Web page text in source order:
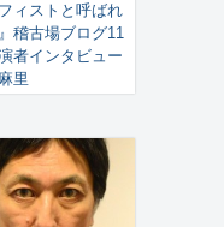
フィストと呼ばれ
稽古場ブログ11
者インタビュー
里